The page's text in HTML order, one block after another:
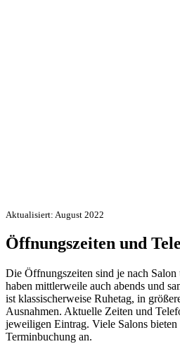
Aktualisiert: August 2022
Öffnungszeiten und
Die Öffnungszeiten sind je nach
haben mittlerweile auch abends und
ist klassischerweise Ruhetag, in
Ausnahmen. Aktuelle Zeiten und
jeweiligen Eintrag. Viele Salons
Terminbuchung an.